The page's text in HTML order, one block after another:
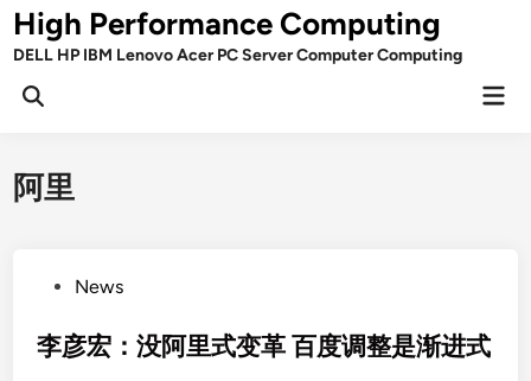
Skip
toHigh Performance Computing
DELL HP IBM Lenovo Acer PC Server Computer Computing
Open
阿里
s
News
李彦宏：没阿里式变革 百度调整是渐进式